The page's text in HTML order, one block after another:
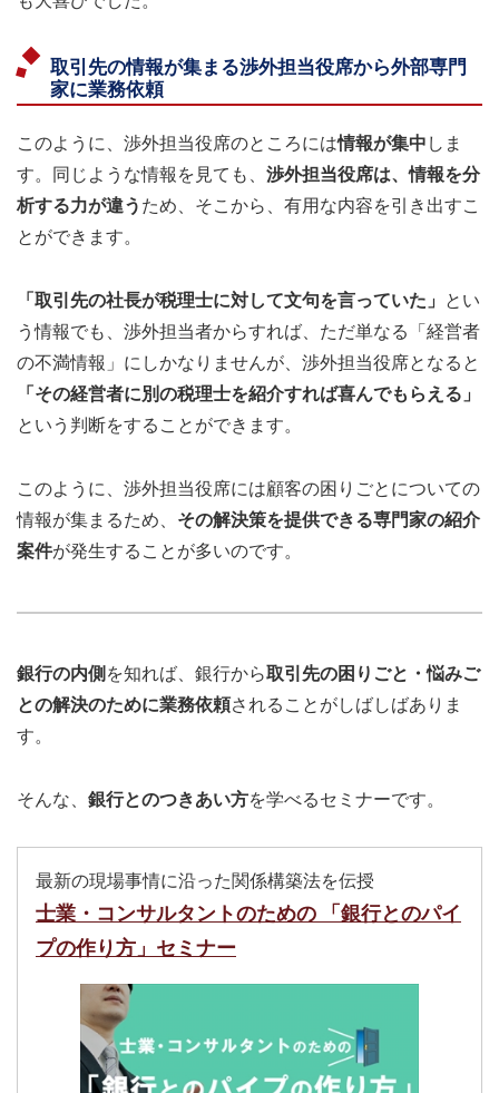
取引先の情報が集まる渉外担当役席から外部専門
家に業務依頼
このように、渉外担当役席のところには情報が集中 しま
す。同じような情報を見ても、 渉外担当役席は、情報を分
析する力が違う ため、そこから、有用な内容を引き出すこ
とができます。
「取引先の社長が税理士に対して文句を言っていた」
とい
う情報でも、渉外担当者からすれば、ただ単なる「経営者
の不満情報」にしかなりませんが、渉外担当役席となると
「その経営者に別の税理士を紹介すれば喜んでもらえる」
という判断をすることができます。
このように、渉外担当役席には顧客の困りごとについての
情報が集まるため、 その解決策を提供できる専門家の紹介
案件が発生することが多いのです。
銀行の内側 を知れば、銀行から取引先の困りごと・悩みご
との解決のために業務依頼されることがしばしばありま
す。
そんな、 銀行とのつきあい方を学べるセミナーです。
最新の現場事情に沿った関係構築法を伝授
士業・コンサルタントのための 「銀行とのパイ
プの作り方」セミナー